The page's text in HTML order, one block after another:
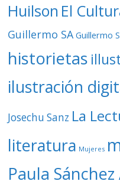
Huilson El
Guillermo SA Guillermo
historietas
ilustración
Josechu Sanz La
literatura Mujeres
Paula